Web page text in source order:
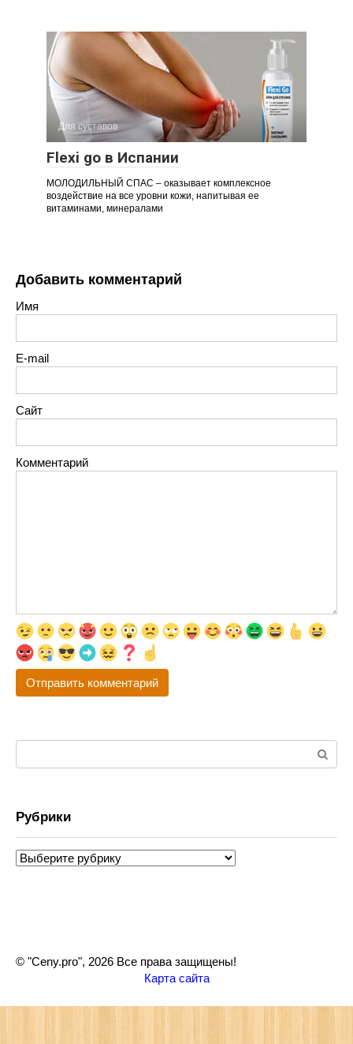
Для суставов
Flexi go в Испании
МОЛОДИЛЬНЫЙ СПАС – оказывает комплексное
воздействие на все уровни кожи, напитывая ее
витаминами, минералами
Добавить комментарий
Имя
E-mail
Сайт
Комментарий
Рубрики
Рубрики
© "Ceny.pro", 2026 Все права защищены!
Карта сайта